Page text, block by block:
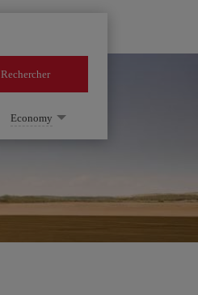
Rechercher
Economy